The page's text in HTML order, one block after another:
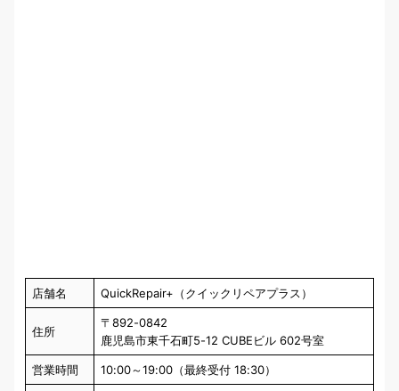
店舗名 QuickRepair+（クイックリペアプラス）
住所
〒892-0842
鹿児島市東千石町5-12 CUBEビル 602号室
営業時間 10:00～19:00（最終受付 18:30）